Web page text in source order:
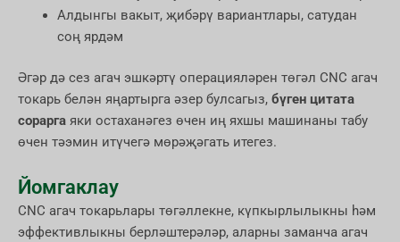
Алдынгы вакыт, җибәрү вариантлары, сатудан
соң ярдәм
Әгәр дә сез агач эшкәртү операцияләрен төгәл CNC агач
токарь белән яңартырга әзер булсагыз, бүген цитата
сорарга яки остаханәгез өчен иң яхшы машинаны табу
өчен тәэмин итүчегә мөрәҗәгать итегез.
Йомгаклау
CNC агач токарьлары төгәллекне, күпкырлылыкны һәм
эффективлыкны берләштерәләр, аларны заманча агач